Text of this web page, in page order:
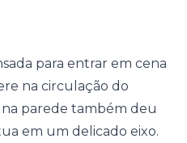
para entrar em cena
na circulação do
parede também deu
em um delicado eixo.